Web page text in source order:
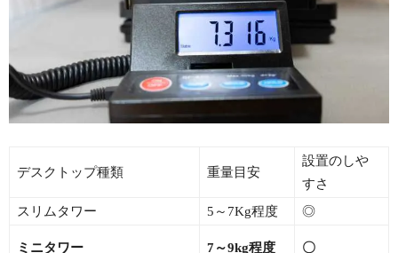
デスクトップ種類 重量目安
設置のしや
すさ
スリムタワー
5～7Kg程度 ◎
ミニタワー 7～9kg程度 〇